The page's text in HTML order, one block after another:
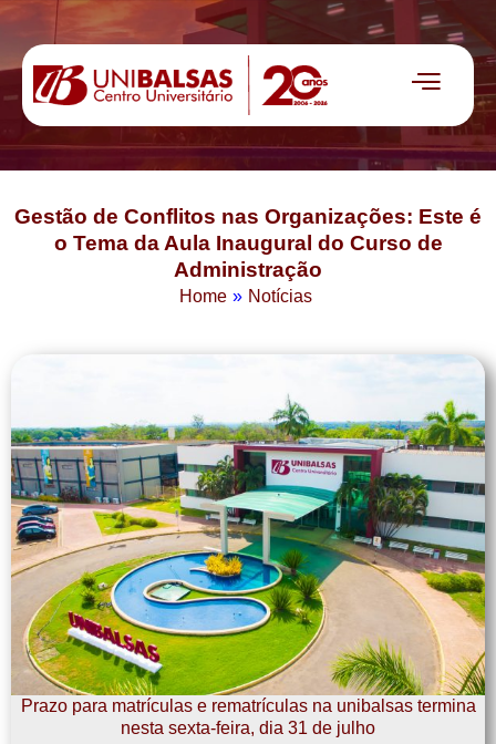
Gestão de Conflitos nas Organizações: Este é
o Tema da Aula Inaugural do Curso de
Administração
Home » Notícias
Prazo para matrículas e rematrículas na unibalsas termina
nesta sexta-feira, dia 31 de julho